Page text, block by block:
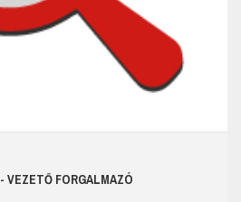
- VEZETŐ FORGALMAZÓ